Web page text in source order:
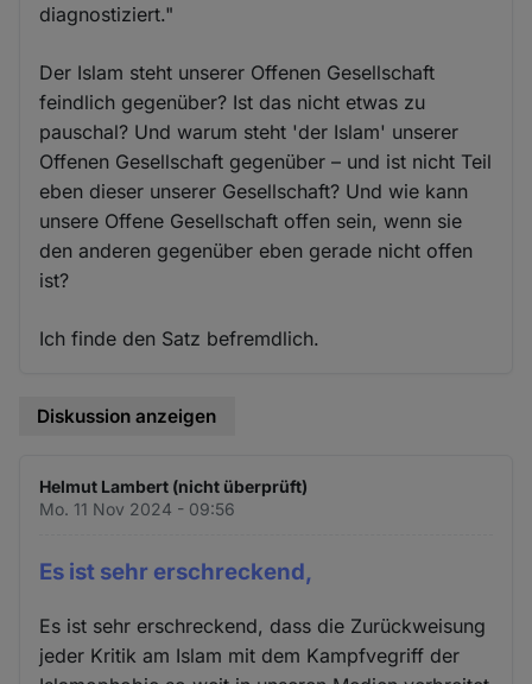
diagnostiziert."
Der Islam steht unserer Offenen Gesellschaft
feindlich gegenüber? Ist das nicht etwas zu
pauschal? Und warum steht 'der Islam' unserer
Offenen Gesellschaft gegenüber – und ist nicht Teil
eben dieser unserer Gesellschaft? Und wie kann
unsere Offene Gesellschaft offen sein, wenn sie
den anderen gegenüber eben gerade nicht offen
ist?
Ich finde den Satz befremdlich.
Diskussion anzeigen
Helmut Lambert (nicht überprüft)
Mo. 11 Nov 2024 - 09:56
Es ist sehr erschreckend,
Es ist sehr erschreckend, dass die Zurückweisung
jeder Kritik am Islam mit dem Kampfvegriff der